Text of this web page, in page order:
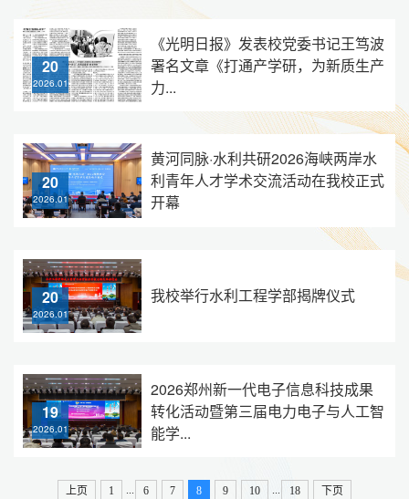
20
2026.01
《光明日报》发表校党委书记王笃波
署名文章《打通产学研，为新质生产
力...
20
2026.01
黄河同脉·水利共研2026海峡两岸水
利青年人才学术交流活动在我校正式
开幕
20
2026.01
我校举行水利工程学部揭牌仪式
19
2026.01
2026郑州新一代电子信息科技成果
转化活动暨第三届电力电子与人工智
能学...
上页 1 ... 6 7 8 9 10 ... 18 下页